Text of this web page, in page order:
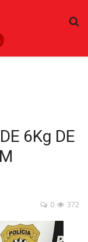
6Kg DE
372
0